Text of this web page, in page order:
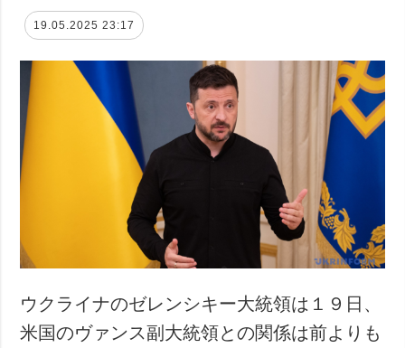
政治
経済・復興
社会・文化
事故・緊急事態
特集
インタビュー
写真
サービス
購読
フォトバンク
19.05.2025 23:17
ウクライナのゼレンシキー大統領は１９日、
米国のヴァンス副大統領との関係は前よりも